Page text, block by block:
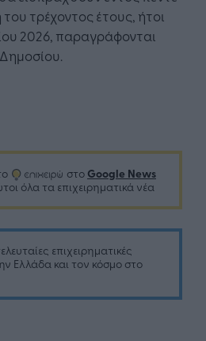
τρέχοντος έτους, ήτοι
2026, παραγράφονται
στο Google News
όλα τα επιχειρηματικά νέα
επιχειρηματικές
Ελλάδα και τον κόσμο στο